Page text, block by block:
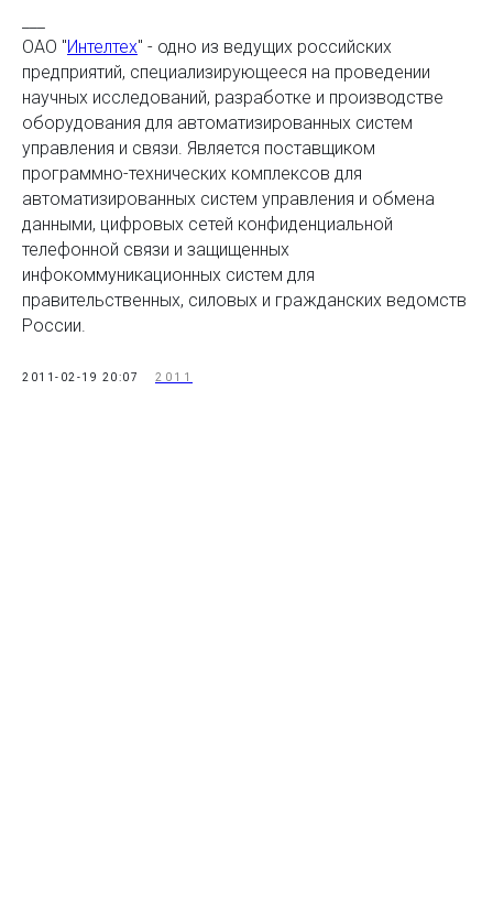
ОАО "Интелтех" - одно из ведущих российских
предприятий, специализирующееся на проведении
научных исследований, разработке и производстве
оборудования для автоматизированных систем
управления и связи. Является поставщиком
программно-технических комплексов для
автоматизированных систем управления и обмена
данными, цифровых сетей конфиденциальной
телефонной связи и защищенных
инфокоммуникационных систем для
правительственных, силовых и гражданских ведомств
России.
2011-02-19 20:07 2011